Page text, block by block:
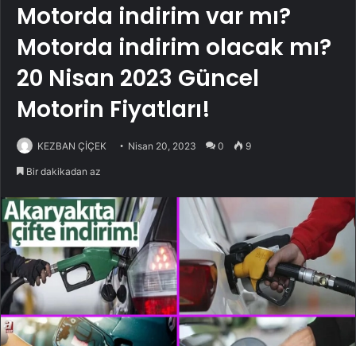
Motorda indirim var mı?
Motorda indirim olacak mı?
20 Nisan 2023 Güncel
Motorin Fiyatları!
KEZBAN ÇİÇEK Nisan 20, 2023 0 9
Bir dakikadan az